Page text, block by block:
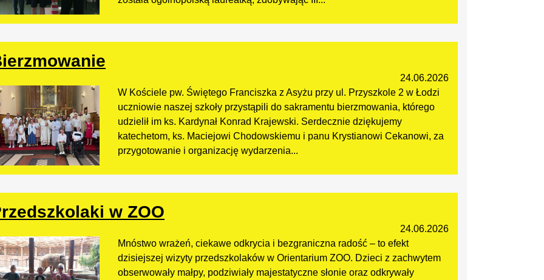
24.06.2026
W Kościele pw. Świętego Franciszka z Asyżu przy ul. Przyszkole 2 w Łodzi
uczniowie naszej szkoły przystąpili do sakramentu bierzmowania, którego
udzielił im ks. Kardynał Konrad Krajewski. Serdecznie dziękujemy
katechetom, ks. Maciejowi Chodowskiemu i panu Krystianowi Cekanowi, za
przygotowanie i organizację wydarzenia...
w ZOO
24.06.2026
Mnóstwo wrażeń, ciekawe odkrycia i bezgraniczna radość – to efekt
dzisiejszej wizyty przedszkolaków w Orientarium ZOO. Dzieci z zachwytem
obserwowały małpy, podziwiały majestatyczne słonie oraz odkrywały